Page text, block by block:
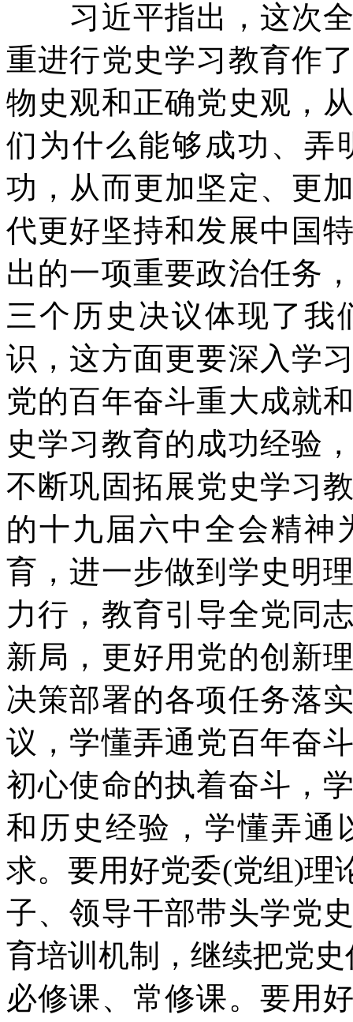
习近平指出，这次全
重进行党史学习教育作
物史观和正确党史观，
们为什么能够成功、弄
功，从而更加坚定、更
代更好坚持和发展中国
出的一项重要政治任务
三个历史决议体现了我
识，这方面更要深入学
党的百年奋斗重大成就
史学习教育的成功经验
不断巩固拓展党史学习
的十九届六中全会精神
育，进一步做到学史明
力行，教育引导全党同
新局，更好用党的创新
决策部署的各项任务落
议，学懂弄通党百年奋
初心使命的执着奋斗，
和历史经验，学懂弄通
求。要用好党委(党组)理
子、领导干部带头学党
育培训机制，继续把党
必修课、常修课。要用